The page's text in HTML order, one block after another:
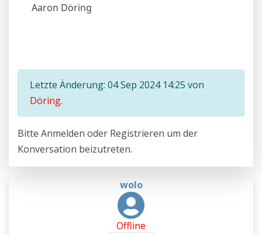
Aaron Döring
Letzte Änderung: 04 Sep 2024 14:25 von
Döring.
Bitte Anmelden oder Registrieren um der
Konversation beizutreten.
wolo
Offline